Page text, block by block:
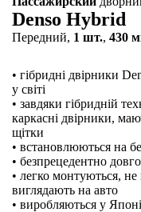
Denso Hybrid
Передний, 1 шт., 430
• гібридні двірники
у світі
• завдяки гібридній
каркасні двірники,
щітки
• встановлюються на
• безпрецедентно
• легко монтуються,
виглядають на авто
• виробляються у